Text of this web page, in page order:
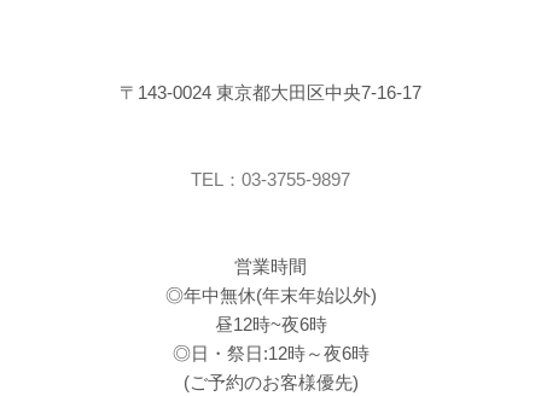
〒143-0024 東京都大田区中央7-16-17
TEL：03-3755-9897
営業時間
◎年中無休(年末年始以外)
昼12時~夜6時
◎日・祭日:12時～夜6時
(ご予約のお客様優先)